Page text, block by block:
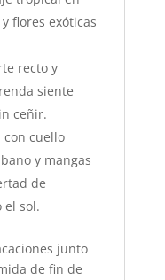
flores exóticas
recto y
siente
ceñir.
con cuello
y mangas
de
el sol.
junto
de fin de